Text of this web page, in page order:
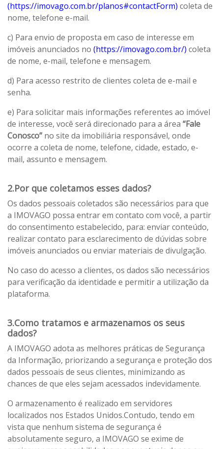
(https://imovago.com.br/planos#contactForm) coleta de
nome, telefone e-mail.
c) Para envio de proposta em caso de interesse em
imóveis anunciados no (https://imovago.com.br/) coleta
de nome, e-mail, telefone e mensagem.
d) Para acesso restrito de clientes coleta de e-mail e
senha.
e) Para solicitar mais informações referentes ao imóvel
de interesse, você será direcionado para a área “Fale
Conosco” no site da imobiliária responsável, onde
ocorre a coleta de nome, telefone, cidade, estado, e-
mail, assunto e mensagem.
2.Por que coletamos esses dados?
Os dados pessoais coletados são necessários para que
a IMOVAGO possa entrar em contato com você, a partir
do consentimento estabelecido, para: enviar conteúdo,
realizar contato para esclarecimento de dúvidas sobre
imóveis anunciados ou enviar materiais de divulgação.
No caso do acesso a clientes, os dados são necessários
para verificação da identidade e permitir a utilização da
plataforma.
3.Como tratamos e armazenamos os seus
dados?
A IMOVAGO adota as melhores práticas de Segurança
da Informação, priorizando a segurança e proteção dos
dados pessoais de seus clientes, minimizando as
chances de que eles sejam acessados indevidamente.
O armazenamento é realizado em servidores
localizados nos Estados Unidos.Contudo, tendo em
vista que nenhum sistema de segurança é
absolutamente seguro, a IMOVAGO se exime de